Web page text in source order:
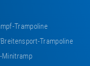
Trampoline
Trampoline
Minitramp